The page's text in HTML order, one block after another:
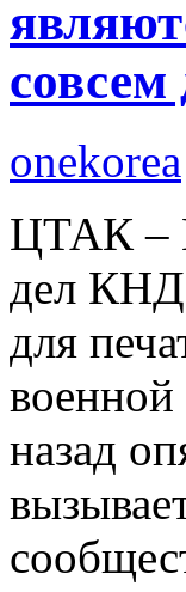
совсем
onekorea
ЦТАК –
дел
для
военной
назад